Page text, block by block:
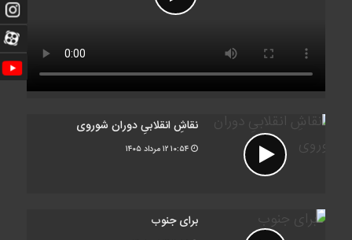
نقاشِ انقلابیِ دوران شوروی
۱۲ مرداد ۱۴۰۵
برای جنوب